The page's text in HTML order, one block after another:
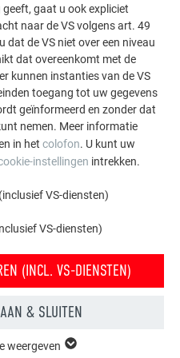
gaat u ook expliciet
naar de VS volgens art. 49
dat de VS niet over een niveau
dat overeenkomt met de
kunnen instanties van de VS
toegang tot uw gegevens
geïnformeerd en zonder dat
nemen. Meer informatie
in het colofon. U kunt uw
instellingen intrekken.
VS-diensten)
VS-diensten)
(INCL. VS-DIENSTEN)
& SLUITEN
weergeven